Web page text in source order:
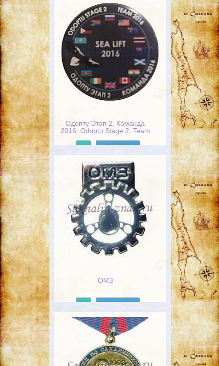
Одопту Этап 2. Команда
2016. Odoptu Stage 2. Team
ОМЗ